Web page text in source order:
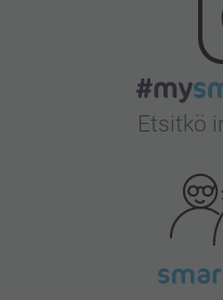
Etsitkö